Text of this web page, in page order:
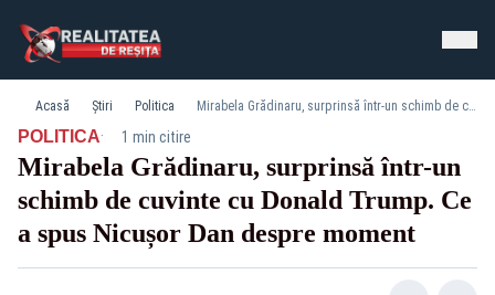
Acasă Știri Politica Mirabela Grădinaru, surprinsă într-un schimb de cuvinte cu Donald Trump. Ce a spus Nicușor Dan despre moment
POLITICA· 1 min citire
Mirabela Grădinaru, surprinsă într-un
schimb de cuvinte cu Donald Trump. Ce
a spus Nicușor Dan despre moment